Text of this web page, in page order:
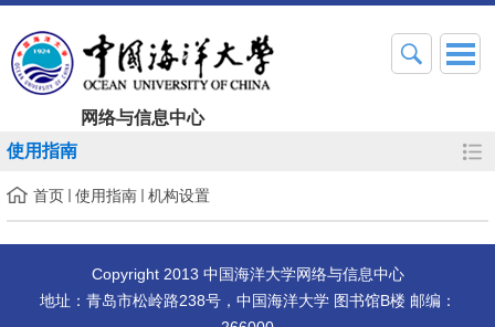
网络与信息中心
使用指南
首页 使用指南 机构设置
Copyright 2013 中国海洋大学网络与信息中心
地址：青岛市松岭路238号，中国海洋大学 图书馆B楼 邮编：